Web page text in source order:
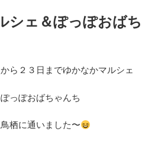
シェ＆ぽっぽおばち
ら２３日までゆかなかマルシェ
っぽおばちゃんち
栖に通いました〜